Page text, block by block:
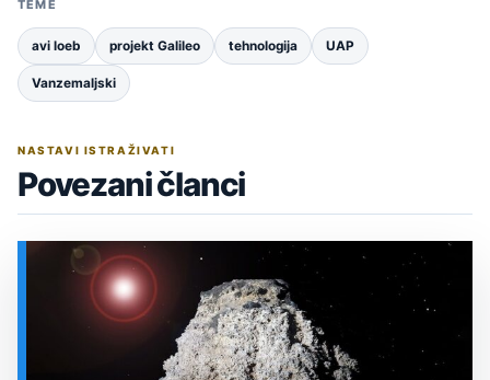
TEME
avi loeb projekt Galileo tehnologija UAP
Vanzemaljski
NASTAVI ISTRAŽIVATI
Povezani članci